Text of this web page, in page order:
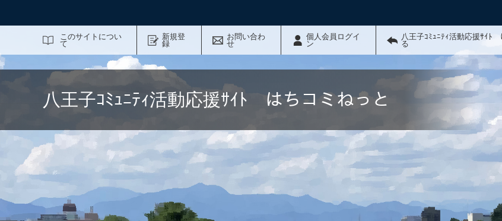
このサイトについ
て
新規登
録
お問い合わ
せ
個人会員ログイ
ン
八王子ｺﾐｭﾆﾃｨ活動応援ｻｲﾄ
る
八王子ｺﾐｭﾆﾃｨ活動応援ｻｲﾄ はちコミねっと